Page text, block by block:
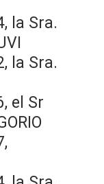
la Sra.
la Sra.
el Sr